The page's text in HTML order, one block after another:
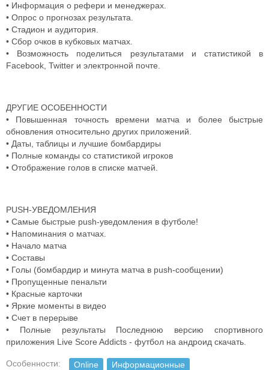
• Информация о рефери и менеджерах.
• Опрос о прогнозах результата.
• Стадион и аудитория.
• Сбор очков в кубковых матчах.
• Возможность поделиться результатами и статистикой в
Facebook, Twitter и электронной почте.
ДРУГИЕ ОСОБЕННОСТИ
• Повышенная точность времени матча и более быстрые
обновления относительно других приложений.
• Даты, таблицы и лучшие бомбардиры
• Полные команды со статистикой игроков
• Отображение голов в списке матчей.
PUSH-УВЕДОМЛЕНИЯ
• Самые быстрые push-уведомления в футболе!
• Напоминания о матчах.
• Начало матча
• Составы
• Голы (бомбардир и минута матча в push-сообщении)
• Пропущенные пенальти
• Красные карточки
• Яркие моменты в видео
• Счет в перерыве
• Полные результаты Последнюю версию спортивного
приложения Live Score Addicts - футбол на андроид скачать.
Особенности: Online Информационные